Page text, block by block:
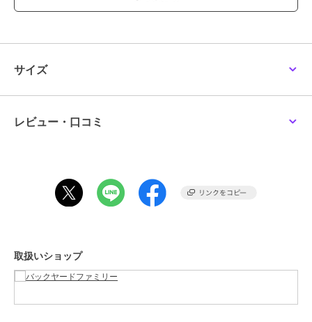
豊富なキャラクターラインナップから推しを選んで、バッグをキュー
PVC（本体）、電球
【生産国】 中国
※種類によって大きさが若干異なります。
【注意点】
[対象年齢]6歳以上お取り扱いの際は、商品やパッケージなどに記載さ
ざいますのでご理解願います。
【ご利用シーン】
サイズ
レビュー・口コミ
取扱いショップ